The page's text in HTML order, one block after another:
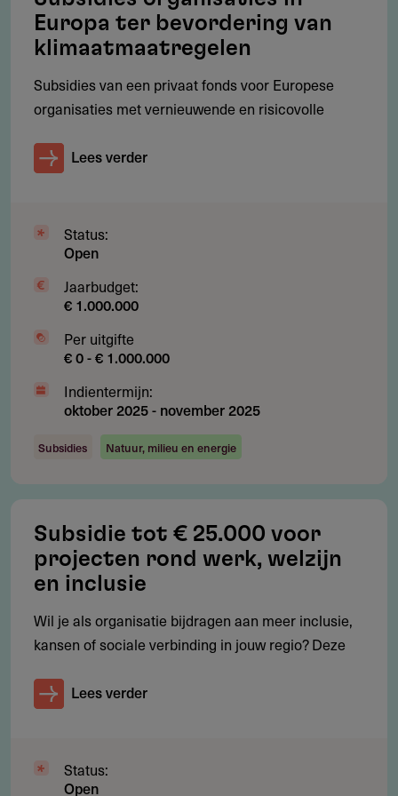
Restricties
Geen financiering van infrastructuurprojecten (zoals
Geen financiering van losse certificeringstrajecten
Geen initiatieven zonder duidelijke link met
systeemverandering
Subsidie
Maximaal ca. € 3.500.000 per project.
Het maximum subsidiebedrag van € 3.500.000 is
gebaseerd op de grootste toekenning tot nu toe door
kunt aanvragen.
Subsidieadvies
Laudes Foundation geeft de voorkeur aan voorstellen
Gebruik hun Theory of Change als basis voor je
Gebruik het rubrics-framework voor evaluatie en koppel
Europa ter bevordering van
klimaatmaatregelen
Subsidies van een privaat fonds voor Europese
organisaties met vernieuwende en risicovolle
Lees verder
Status:
Open
Jaarbudget:
€ 1.000.000
Per uitgifte
€ 0 - € 1.000.000
Indientermijn:
oktober 2025- november 2025
Subsidies Natuur, milieu en energie
Subsidie tot € 25.000 voor
projecten rond werk, welzijn
en inclusie
Wil je als organisatie bijdragen aan meer inclusie,
kansen of sociale verbinding in jouw regio? Deze
Lees verder
Status:
Open